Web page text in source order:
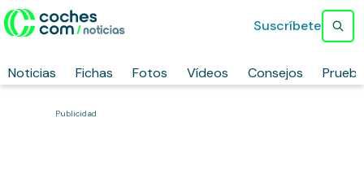
Noticias Fichas Fotos Vídeos Consejos
Suscríbete
Publicidad